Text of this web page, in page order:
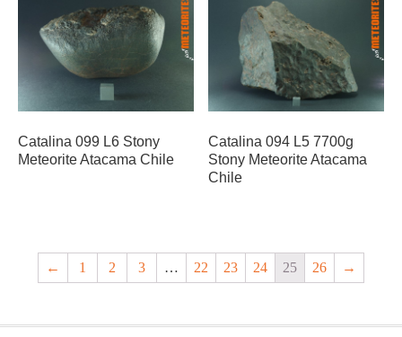
Catalina 099 L6 Stony
Meteorite Atacama Chile
Catalina 094 L5 7700g
Stony Meteorite Atacama
Chile
← 1 2 3 … 22 23 24 25 26 →